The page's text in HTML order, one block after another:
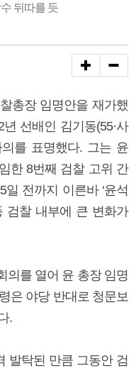
뒤따를 듯
총장 임명안을 재가했
선배인 김기동(55·사
를 표명했다. 그는 윤
한 8번째 검찰 고위 간
전까지 이른바 ‘윤석
검찰 내부에 큰 변화가
의를 열어 윤 총장 임명
은 야당 반대로 청문보
.
발탁된 만큼 그동안 검